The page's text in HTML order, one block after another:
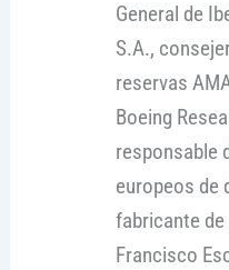
General de
S.A.,
reservas
Boeing
responsable
europeos de
fabricante
Francisco